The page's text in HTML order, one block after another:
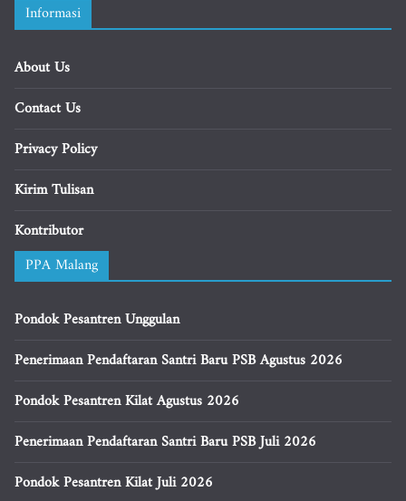
Informasi
About Us
Contact Us
Privacy Policy
Kirim Tulisan
Kontributor
PPA Malang
Pondok Pesantren Unggulan
Penerimaan Pendaftaran Santri Baru PSB Agustus 2026
Pondok Pesantren Kilat Agustus 2026
Penerimaan Pendaftaran Santri Baru PSB Juli 2026
Pondok Pesantren Kilat Juli 2026